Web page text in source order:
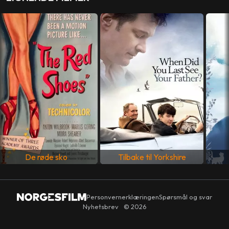
PRODUSENT
Piers Wenger
MANUS
Heidi Thomas
LAND
Storbritannia
SPRÅK
Engelsk
De røde sko Tilbake til Yorkshire
PersonvernerklæringenSpørsmål og svar
Nyhetsbrev
© 2026